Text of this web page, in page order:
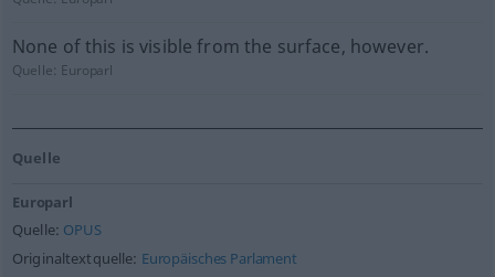
None of this is visible from the surface, however.
Quelle: Europarl
Quelle
Europarl
Quelle: OPUS
Originaltextquelle: Europäisches Parlament